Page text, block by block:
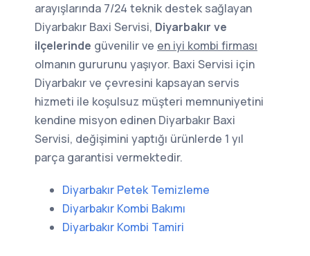
arayışlarında 7/24 teknik destek sağlayan
Diyarbakır Baxi Servisi, Diyarbakır ve
ilçelerinde güvenilir ve en iyi kombi firması
olmanın gururunu yaşıyor. Baxi Servisi için
Diyarbakır ve çevresini kapsayan servis
hizmeti ile koşulsuz müşteri memnuniyetini
kendine misyon edinen Diyarbakır Baxi
Servisi, değişimini yaptığı ürünlerde 1 yıl
parça garantisi vermektedir.
Diyarbakır Petek Temizleme
Diyarbakır Kombi Bakımı
Diyarbakır Kombi Tamiri